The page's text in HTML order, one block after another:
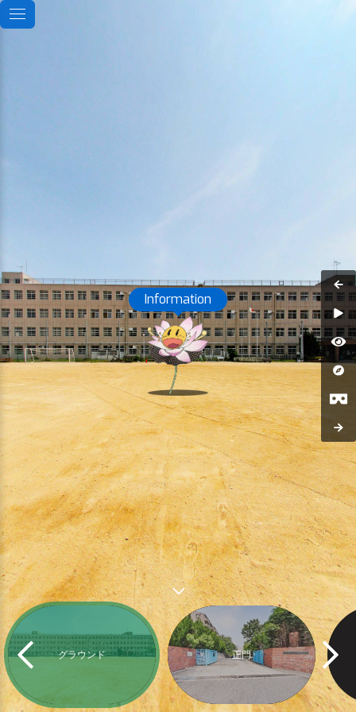
Information
グラウンド 正門